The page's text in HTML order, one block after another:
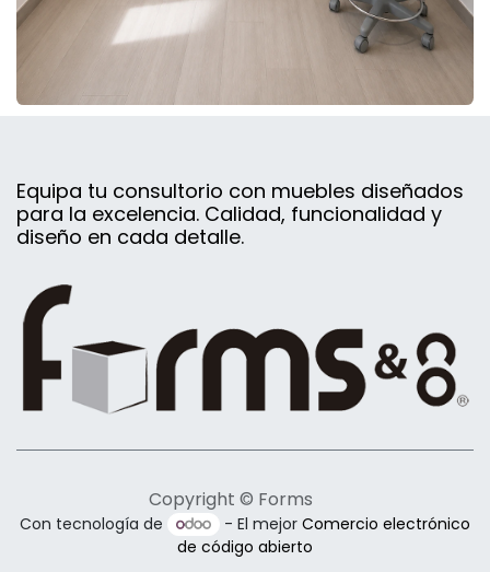
Equipa tu consultorio con muebles diseñados
para la excelencia. Calidad, funcionalidad y
diseño en cada detalle.
Copyright © Forms
Con tecnología de - El mejorComercio electrónico
de código abierto